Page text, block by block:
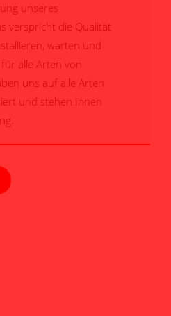
unseres
verspricht die Qualität
warten und
alle Arten von
uns auf alle Arten
und stehen Ihnen